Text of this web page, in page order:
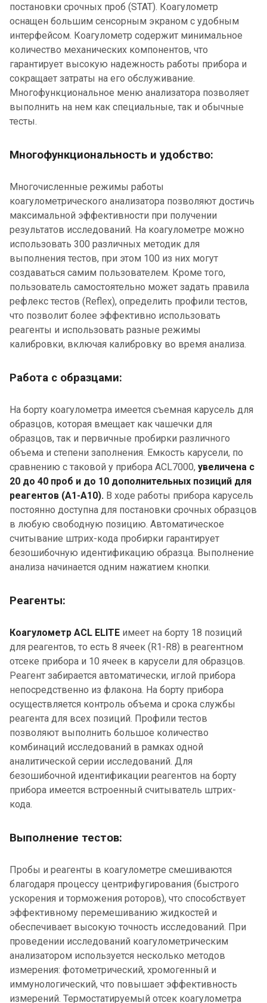
постановки срочных проб (STAT). Коагулометр
оснащен большим сенсорным экраном с удобным
интерфейсом. Коагулометр содержит минимальное
количество механических компонентов, что
гарантирует высокую надежность работы прибора и
сокращает затраты на его обслуживание.
Многофункциональное меню анализатора позволяет
выполнить на нем как специальные, так и обычные
тесты.
Многофункциональность и удобство:
Многочисленные режимы работы
коагулометрического анализатора позволяют достичь
максимальной эффективности при получении
результатов исследований. На коагулометре можно
использовать 300 различных методик для
выполнения тестов, при этом 100 из них могут
создаваться самим пользователем. Кроме того,
пользователь самостоятельно может задать правила
рефлекс тестов (Reflex), определить профили тестов,
что позволит более эффективно использовать
реагенты и использовать разные режимы
калибровки, включая калибровку во время анализа.
Работа с образцами:
На борту коагулометра имеется съемная карусель для
образцов, которая вмещает как чашечки для
образцов, так и первичные пробирки различного
объема и степени заполнения. Емкость карусели, по
сравнению с таковой у прибора ACL7000, увеличена с
20 до 40 проб и до 10 дополнительных позиций для
реагентов (А1-А10). В ходе работы прибора карусель
постоянно доступна для постановки срочных образцов
в любую свободную позицию. Автоматическое
считывание штрих-кода пробирки гарантирует
безошибочную идентификацию образца. Выполнение
анализа начинается одним нажатием кнопки.
Реагенты:
Коагулометр ACL ELITE имеет на борту 18 позиций
для реагентов, то есть 8 ячеек (R1-R8) в реагентном
отсеке прибора и 10 ячеек в карусели для образцов.
Реагент забирается автоматически, иглой прибора
непосредственно из флакона. На борту прибора
осуществляется контроль объема и срока службы
реагента для всех позиций. Профили тестов
позволяют выполнить большое количество
комбинаций исследований в рамках одной
аналитической серии исследований. Для
безошибочной идентификации реагентов на борту
прибора имеется встроенный считыватель штрих-
кода.
Выполнение тестов:
Пробы и реагенты в коагулометре смешиваются
благодаря процессу центрифугирования (быстрого
ускорения и торможения роторов), что способствует
эффективному перемешиванию жидкостей и
обеспечивает высокую точность исследований. При
проведении исследований коагулометрическим
анализатором используется несколько методов
измерения: фотометрический, хромогенный и
иммунологический, что повышает эффективность
измерений. Термостатируемый отсек коагулометра